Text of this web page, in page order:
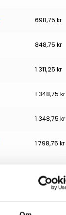
698,75 kr
848,75 kr
1 311,25 kr
1 348,75 kr
1 348,75 kr
1 798,75 kr
1 911,25